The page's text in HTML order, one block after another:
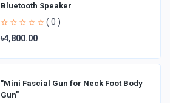
Bluetooth Speaker
( 0 )
৳4,800.00
"Mini Fascial Gun for Neck Foot Body
Gun"